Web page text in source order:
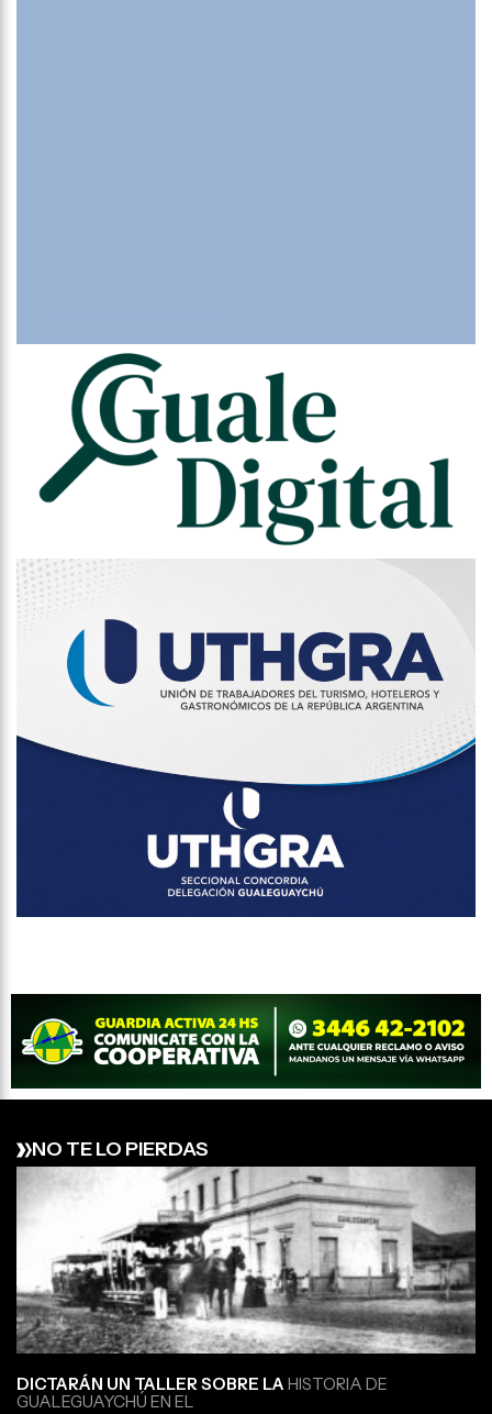
NO TE LO PIERDAS
DICTARÁN UN TALLER SOBRE LA HISTORIA DE
GUALEGUAYCHÚ EN EL